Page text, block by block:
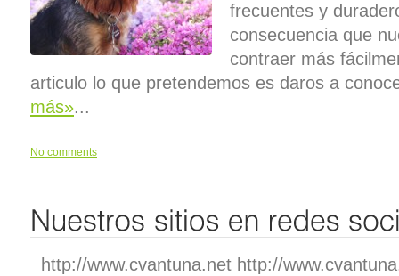
frecuentes y
consecuencia que
contraer más
articulo lo que pretendemos es daros a
más»...
No comments
http://www.cvantuna.net http://